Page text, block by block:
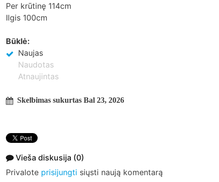
Per krūtinę 114cm
Ilgis 100cm
Būklė:
Naujas
Naudotas
Atnaujintas
Skelbimas sukurtas Bal 23, 2026
Vieša diskusija (0)
Privalote prisijungti siųsti naują komentarą